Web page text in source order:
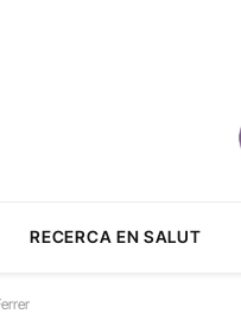
RECERCA EN SALUT